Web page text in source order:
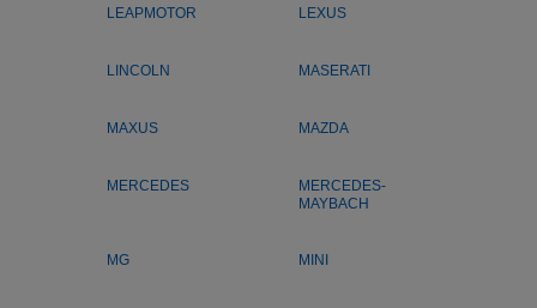
LEAPMOTOR LEXUS
LINCOLN MASERATI
MAXUS MAZDA
MERCEDES
MERCEDES-
MAYBACH
MG MINI